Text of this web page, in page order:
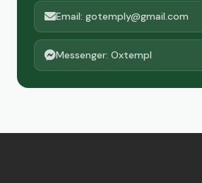
Email: gotemply@gmail.com
Messenger: Oxtempl